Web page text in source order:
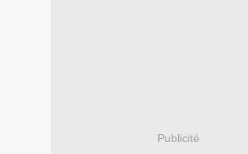
Publicité